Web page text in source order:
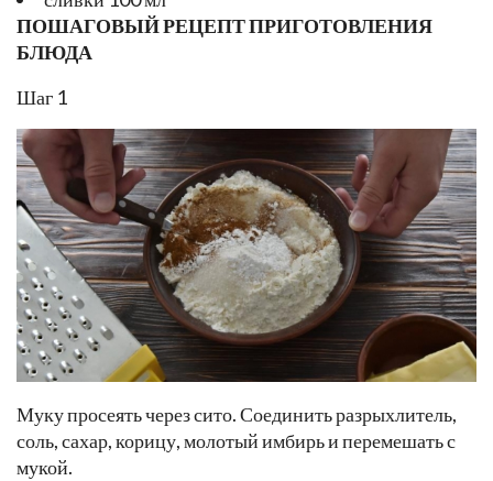
ПОШАГОВЫЙ РЕЦЕПТ ПРИГОТОВЛЕНИЯ
БЛЮДА
Шаг 1
Муку просеять через сито. Соединить разрыхлитель,
соль, сахар, корицу, молотый имбирь и перемешать с
мукой.